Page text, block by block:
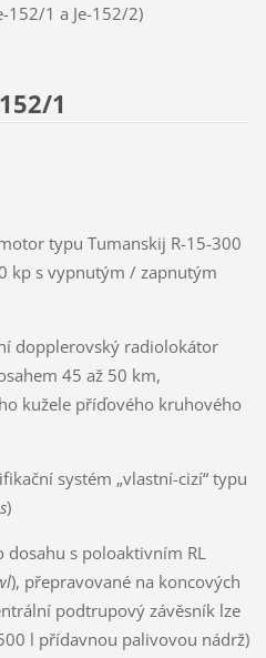
1 a Je-152/2)
1
typu Tumanskij R-15-300
kp s vypnutým / zapnutým
radiolokátor
45 až 50 km,
kužele příďového kruhového
systém „vlastní-cizí“ typu
)
s poloaktivním RL
), přepravované na koncových
podtrupový závěsník lze
l přídavnou palivovou nádrž)